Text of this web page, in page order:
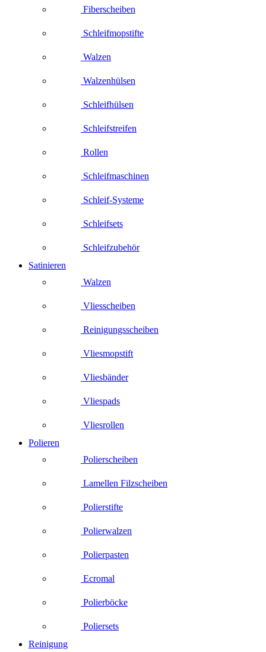
Fiberscheiben
Schleifmopstifte
Walzen
Walzenhülsen
Schleifhülsen
Schleifstreifen
Rollen
Schleifmaschinen
Schleif-Systeme
Schleifsets
Schleifzubehör
Satinieren
Walzen
Vliesscheiben
Reinigungsscheiben
Vliesmopstift
Vliesbänder
Vliespads
Vliesrollen
Polieren
Polierscheiben
Lamellen Filzscheiben
Polierstifte
Polierwalzen
Polierpasten
Ecromal
Polierböcke
Poliersets
Reinigung